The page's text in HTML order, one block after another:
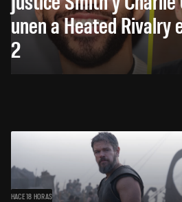
unen a Heated Rivalry
2
HACE 18 HORAS